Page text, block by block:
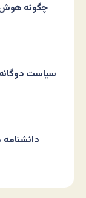
چگونه هوش
سیاست